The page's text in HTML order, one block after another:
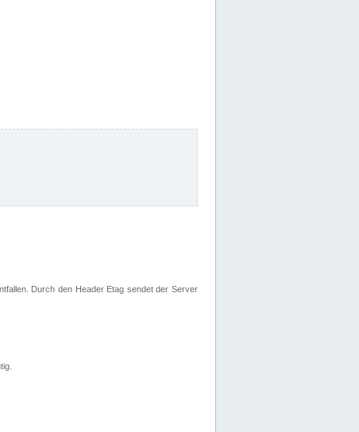
Durch den Header Etag sendet der Server